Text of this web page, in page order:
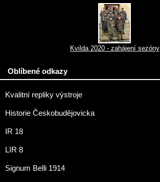
Kvilda 2020 - zahájení sezóny
Oblíbené odkazy
Kvalitní repliky výstroje
Historie Českobudějovicka
IR 18
LIR 8
Signum Belli 1914